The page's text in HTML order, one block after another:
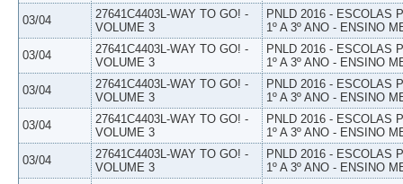
03/04
27641C4403L-WAY TO GO! -
VOLUME 3
PNLD 2016 - ESCOLAS
1º A 3º ANO - ENSINO
03/04
27641C4403L-WAY TO GO! -
VOLUME 3
PNLD 2016 - ESCOLAS
1º A 3º ANO - ENSINO
03/04
27641C4403L-WAY TO GO! -
VOLUME 3
PNLD 2016 - ESCOLAS
1º A 3º ANO - ENSINO
03/04
27641C4403L-WAY TO GO! -
VOLUME 3
PNLD 2016 - ESCOLAS
1º A 3º ANO - ENSINO
03/04
27641C4403L-WAY TO GO! -
VOLUME 3
PNLD 2016 - ESCOLAS
1º A 3º ANO - ENSINO